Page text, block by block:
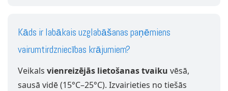
Kāds ir labākais uzglabāšanas paņēmiens
vairumtirdzniecības krājumiem?
Veikals vienreizējās lietošanas tvaiku vēsā,
sausā vidē (15°C–25°C). Izvairieties no tiešās